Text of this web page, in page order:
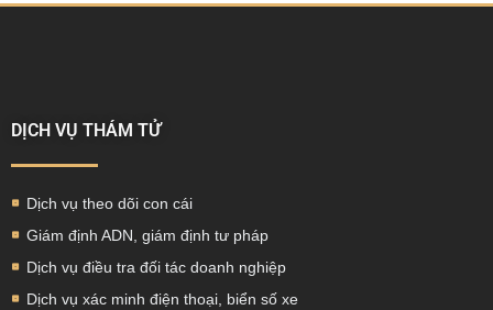
DỊCH VỤ THÁM TỬ
Dịch vụ theo dõi con cái
Giám định ADN, giám định tư pháp
Dịch vụ điều tra đối tác doanh nghiệp
Dịch vụ xác minh điện thoại, biển số xe